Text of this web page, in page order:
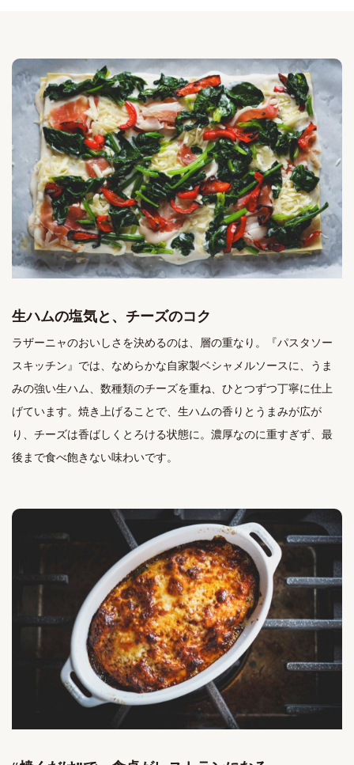
生ハムの塩気と、チーズのコク
ラザーニャのおいしさを決めるのは、層の重なり。『パスタソー
スキッチン』では、なめらかな自家製ベシャメルソースに、うま
みの強い生ハム、数種類のチーズを重ね、ひとつずつ丁寧に仕上
げています。焼き上げることで、生ハムの香りとうまみが広が
り、チーズは香ばしくとろける状態に。濃厚なのに重すぎず、最
後まで食べ飽きない味わいです。